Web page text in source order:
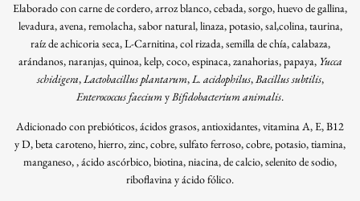
Elaborado con carne de cordero, arroz blanco, cebada, sorgo, huevo de gallina,
levadura, avena, remolacha, sabor natural, linaza, potasio, sal,colina, taurina,
raíz de achicoria seca, L-Carnitina, col rizada, semilla de chía, calabaza,
arándanos, naranjas, quinoa, kelp, coco, espinaca, zanahorias, papaya, Yucca
schidigera,Lactobacillus plantarum,L. acidophilus,Bacillus subtilis,
Enterococcus faeciumyBifidobacterium animalis.
Adicionado con prebióticos, ácidos grasos, antioxidantes,vitamina A, E, B12
y D, beta caroteno, hierro, zinc, cobre, sulfato ferroso, cobre, potasio, tiamina,
manganeso, , ácido ascórbico, biotina, niacina, de calcio, selenito de sodio,
riboflavina y ácido fólico.